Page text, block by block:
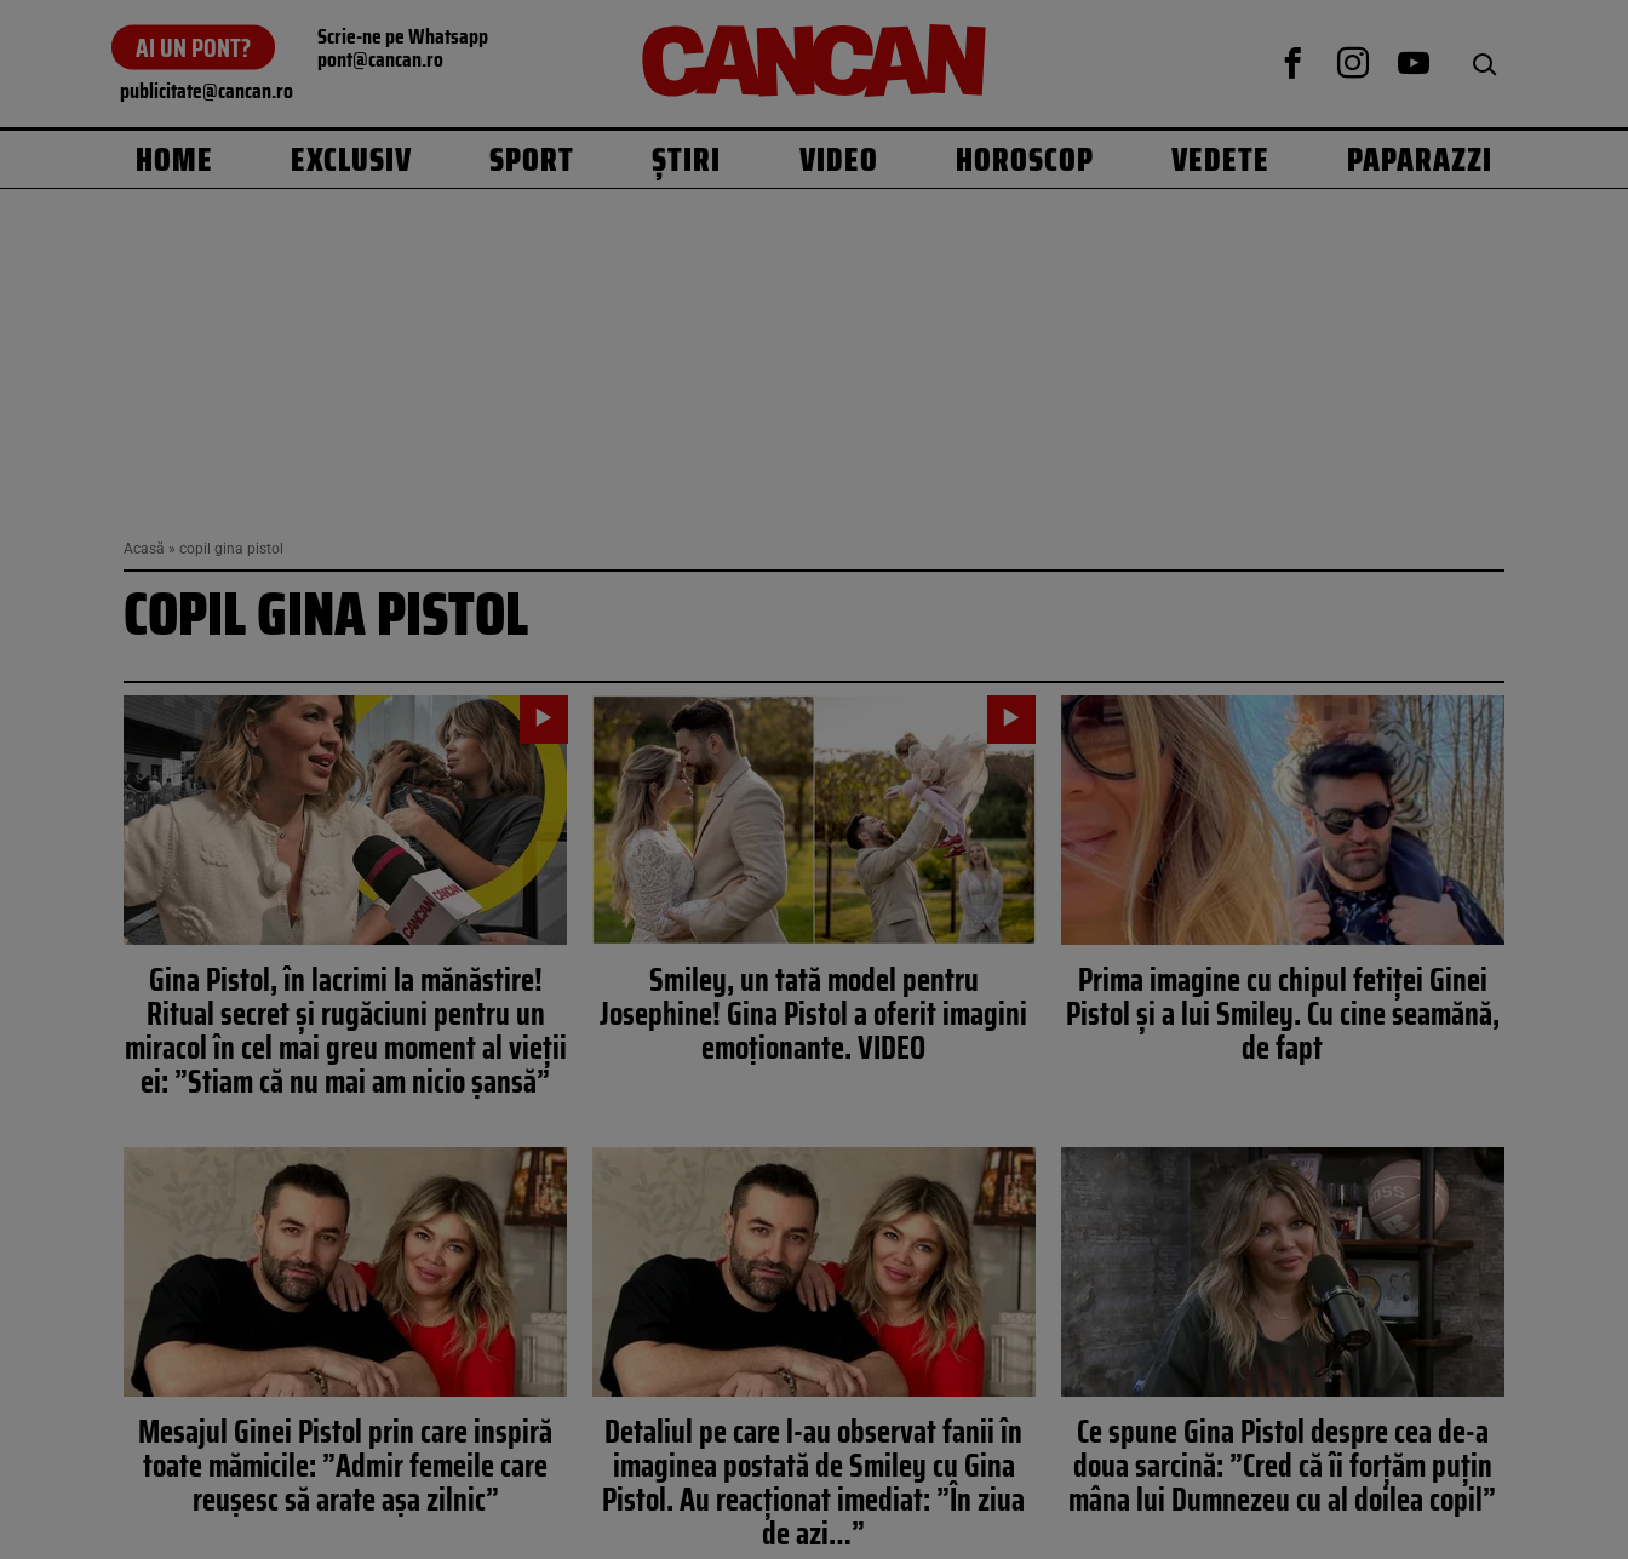
AI UN PONT? Scrie-ne pe Whatsapp
pont@cancan.ro
publicitate@cancan.ro
HOME EXCLUSIV SPORT ȘTIRI VIDEO HOROSCOP VEDETE PAPARAZZI
Acasă » copil gina pistol
COPIL GINA PISTOL
Gina Pistol, în lacrimi la mănăstire!
Ritual secret și rugăciuni pentru un
miracol în cel mai greu moment al vieții
ei: ”Stiam că nu mai am nicio șansă”
Smiley, un tată model pentru
Josephine! Gina Pistol a oferit imagini
emoţionante. VIDEO
Prima imagine cu chipul fetiței Ginei
Pistol și a lui Smiley. Cu cine seamănă,
de fapt
Mesajul Ginei Pistol prin care inspiră
toate mămicile: ”Admir femeile care
reușesc să arate așa zilnic”
Detaliul pe care l-au observat fanii în
imaginea postată de Smiley cu Gina
Pistol. Au reacționat imediat: ”În ziua
de azi…”
Ce spune Gina Pistol despre cea de-a
doua sarcină: ”Cred că îi forțăm puțin
mâna lui Dumnezeu cu al doilea copil”